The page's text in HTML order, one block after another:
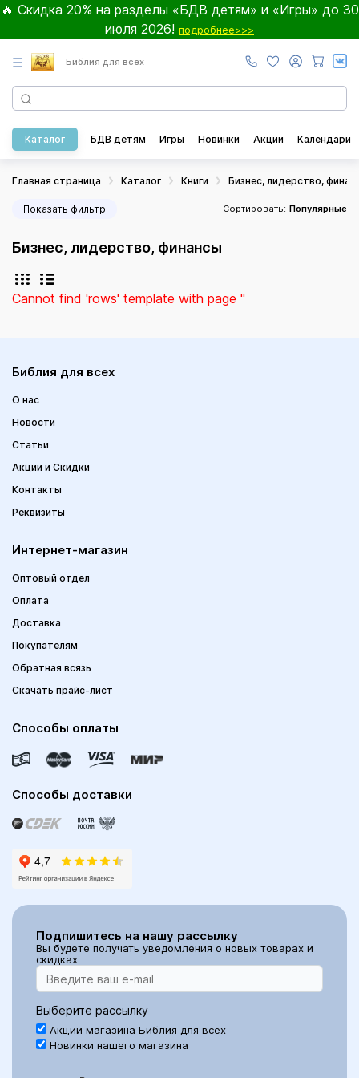
🔥 Скидка 20% на разделы «БДВ детям» и «Игры» до 30
июля 2026! подробнее>>>
☰ Библия для всех
Каталог БДВ детям Игры Новинки Акции Календари
Главная страница Каталог Книги Бизнес, лидерство,
Показать фильтр Сортировать: Популярные
Бизнес, лидерство, финансы
Cannot find 'rows' template with page ''
Библия для всех
О нас
Новости
Статьи
Акции и Скидки
Контакты
Реквизиты
Интернет-магазин
Оптовый отдел
Оплата
Доставка
Покупателям
Обратная всязь
Скачать прайс-лист
Способы оплаты
Способы доставки
Подпишитесь на нашу рассылку
Вы будете получать уведомления о новых товарах и
скидках
Выберите рассылку
Акции магазина Библия для всех
Новинки нашего магазина